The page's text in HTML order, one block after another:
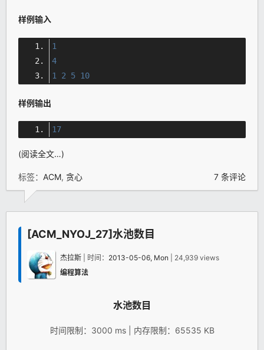
样例输入
1
4
1
2 5 10
样例输出
17
(阅读全文…)
标签： ACM, 贪心 7 条评论
[ACM_NYOJ_27]水池数目
杰拉斯 | 时间： 2013-05-06, Mon | 24,939 views
编程算法
水池数目
时间限制：3000 ms | 内存限制：65535 KB